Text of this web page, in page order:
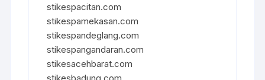
stikespacitan.com
stikespamekasan.com
stikespandeglang.com
stikespangandaran.com
stikesacehbarat.com